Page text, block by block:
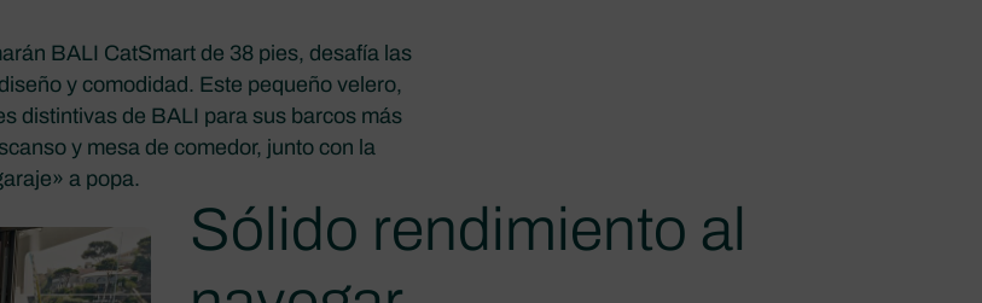
BALI CatSmart de 38 pies, desafía las
y comodidad. Este pequeño velero,
distintivas de BALI para sus barcos más
y mesa de comedor, junto con la
a popa.
Sólido rendimiento al